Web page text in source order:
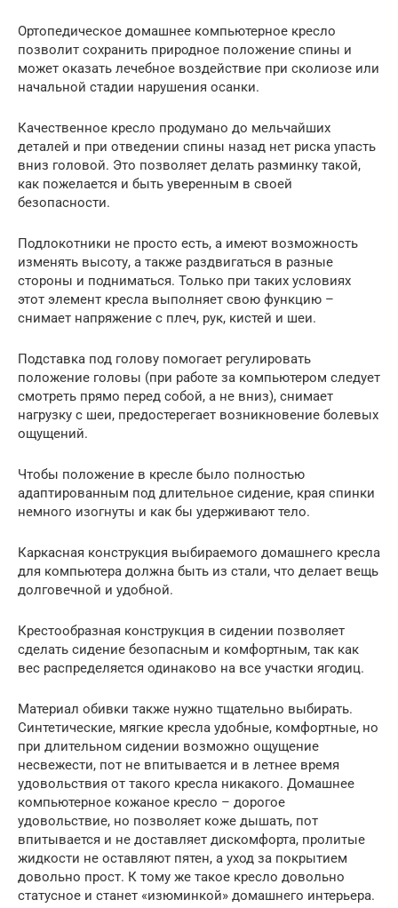
Ортопедическое домашнее компьютерное кресло
позволит сохранить природное положение спины и
может оказать лечебное воздействие при сколиозе или
начальной стадии нарушения осанки.
Качественное кресло продумано до мельчайших
деталей и при отведении спины назад нет риска упасть
вниз головой. Это позволяет делать разминку такой,
как пожелается и быть уверенным в своей
безопасности.
Подлокотники не просто есть, а имеют возможность
изменять высоту, а также раздвигаться в разные
стороны и подниматься. Только при таких условиях
этот элемент кресла выполняет свою функцию –
снимает напряжение с плеч, рук, кистей и шеи.
Подставка под голову помогает регулировать
положение головы (при работе за компьютером следует
смотреть прямо перед собой, а не вниз), снимает
нагрузку с шеи, предостерегает возникновение болевых
ощущений.
Чтобы положение в кресле было полностью
адаптированным под длительное сидение, края спинки
немного изогнуты и как бы удерживают тело.
Каркасная конструкция выбираемого домашнего кресла
для компьютера должна быть из стали, что делает вещь
долговечной и удобной.
Крестообразная конструкция в сидении позволяет
сделать сидение безопасным и комфортным, так как
вес распределяется одинаково на все участки ягодиц.
Материал обивки также нужно тщательно выбирать.
Синтетические, мягкие кресла удобные, комфортные, но
при длительном сидении возможно ощущение
несвежести, пот не впитывается и в летнее время
удовольствия от такого кресла никакого. Домашнее
компьютерное кожаное кресло – дорогое
удовольствие, но позволяет коже дышать, пот
впитывается и не доставляет дискомфорта, пролитые
жидкости не оставляют пятен, а уход за покрытием
довольно прост. К тому же такое кресло довольно
статусное и станет «изюминкой» домашнего интерьера.